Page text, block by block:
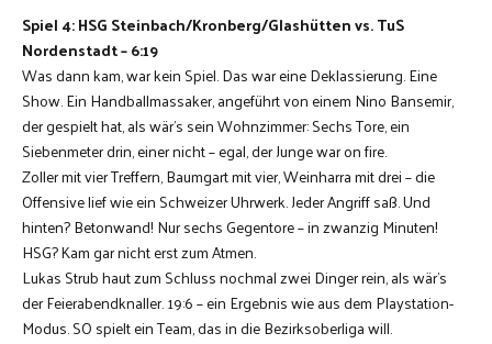
Spiel 4: HSG Steinbach/Kronberg/Glashütten vs. TuS
Nordenstadt – 6:19
Was dann kam, war kein Spiel. Das war eine Deklassierung. Eine
Show. Ein Handballmassaker, angeführt von einem Nino Bansemir,
der gespielt hat, als wär’s sein Wohnzimmer: Sechs Tore, ein
Siebenmeter drin, einer nicht – egal, der Junge war on fire.
Zoller mit vier Treffern, Baumgart mit vier, Weinharra mit drei – die
Offensive lief wie ein Schweizer Uhrwerk. Jeder Angriff saß. Und
hinten? Betonwand! Nur sechs Gegentore – in zwanzig Minuten!
HSG? Kam gar nicht erst zum Atmen.
Lukas Strub haut zum Schluss nochmal zwei Dinger rein, als wär’s
der Feierabendknaller. 19:6 – ein Ergebnis wie aus dem Playstation-
Modus. SO spielt ein Team, das in die Bezirksoberliga will.